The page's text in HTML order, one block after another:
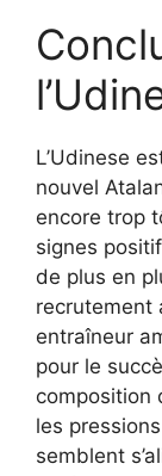
L’Udinese
nouvel
encore trop
signes
de plus en
recrutement
entraîneur
pour le
composition
les
semblent